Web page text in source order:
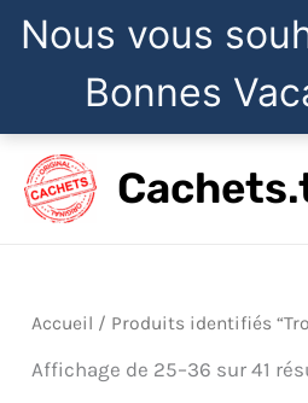
Nous vous
Bonnes
contenu
Accueil / Produits identifiés
Affichage de 25–36 sur 41